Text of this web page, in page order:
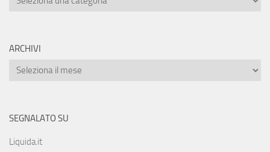
ARCHIVI
SEGNALATO SU
Liquida.it